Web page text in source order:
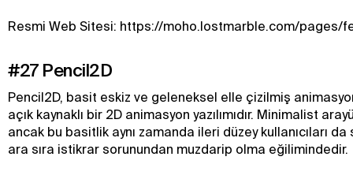
Resmi Web Sitesi: https://moho.lostmarble.com/pages/
#27 Pencil2D
Pencil2D, basit eskiz ve geleneksel elle çizilmiş
açık kaynaklı bir 2D animasyon yazılımıdır. Minimalist
ancak bu basitlik aynı zamanda ileri düzey kullanıcıları da
ara sıra istikrar sorunundan muzdarip olma eğilimindedir.